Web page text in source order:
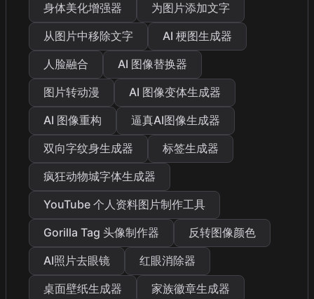
身体美化增强器
为图片添加文字
从图片中移除文字
AI 梗图生成器
人脸融合
AI 图像替换器
图片转动漫
AI 图像变体生成器
AI 图像重构
逼真AI图像生成器
双向字纹身生成器
标签生成器
疯狂动物城字体生成器
YouTube 个人资料图片制作工具
Gorilla Tag 头像制作器
反转图像颜色
AI照片去眼镜
红眼消除器
桌面壁纸生成器
家族徽章生成器